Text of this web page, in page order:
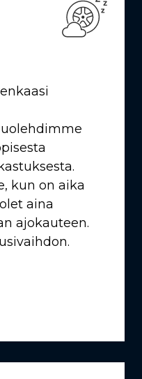
kun on aika
aina
ajokauteen.